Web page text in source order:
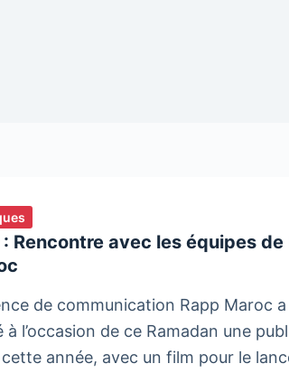
: Rencontre avec les équipes de
de communication Rapp Maroc
à l’occasion de ce Ramadan une
année, avec un film pour le